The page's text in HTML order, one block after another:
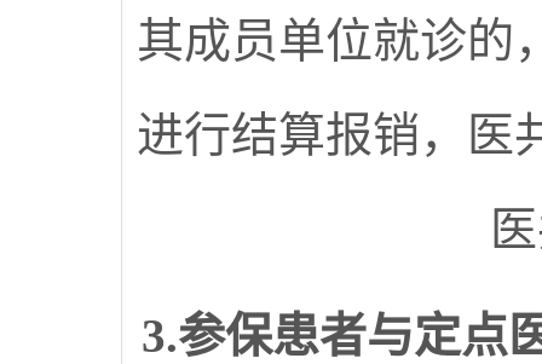
其成员单位就诊的
进行结算报销，医
3.参保患者与定点